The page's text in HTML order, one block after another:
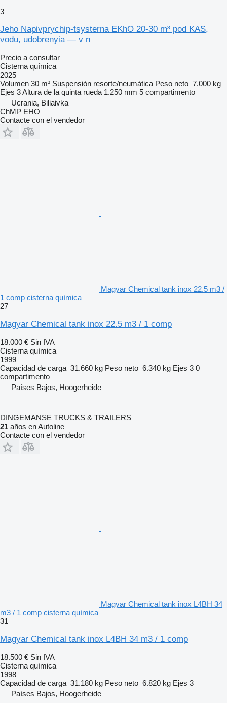
3
Jeho Napivprychip-tsysterna EKhO 20-30 m³ pod KAS,
vodu, udobrenyia — v n
Precio a consultar
Cisterna química
2025
Volumen 30 m³ Suspensión resorte/neumática Peso neto 7.000 kg
Ejes 3Altura de la quinta rueda 1.250 mm 5 compartimento
Ucrania, Biliaivka
ChMP EHO
Contacte con el vendedor
Magyar Chemical tank inox 22.5 m3 /
1 comp cisterna química
27
Magyar Chemical tank inox 22.5 m3 / 1 comp
18.000 € Sin IVA
Cisterna química
1999
Capacidad de carga 31.660 kg Peso neto 6.340 kg Ejes 3 0
compartimento
Países Bajos, Hoogerheide
DINGEMANSE TRUCKS & TRAILERS
21 años en Autoline
Contacte con el vendedor
Magyar Chemical tank inox L4BH 34
m3 / 1 comp cisterna química
31
Magyar Chemical tank inox L4BH 34 m3 / 1 comp
18.500 € Sin IVA
Cisterna química
1998
Capacidad de carga 31.180 kg Peso neto 6.820 kg Ejes 3
Países Bajos, Hoogerheide